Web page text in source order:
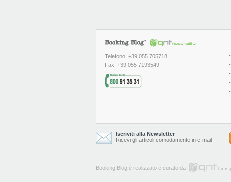
Telefono: +39 055 705718
Fax: +39 055 7193549
-
-
-
-
-
-
Iscriviti alla Newsletter
Ricevi gli articoli comodamente in e-mail
Booking Blog è realizzato e curato da